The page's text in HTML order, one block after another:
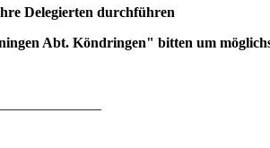
Delegierten durchführen
Abt. Köndringen" bitten um